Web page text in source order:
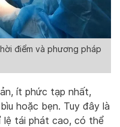
điểm và phương pháp
ít phức tạp nhất,
hoặc bẹn. Tuy đây là
lệ tái phát cao, có thể